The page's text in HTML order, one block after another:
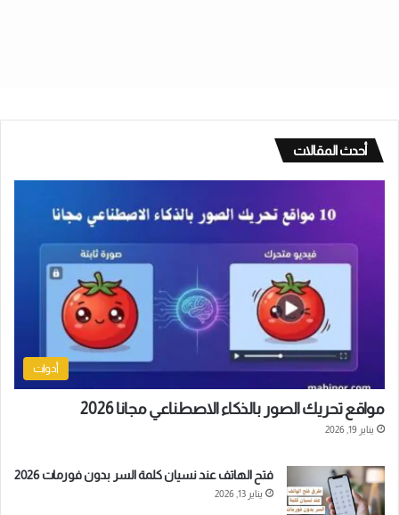
أحدث المقالات
أدوات
مواقع تحريك الصور بالذكاء الاصطناعي مجانا 2026
يناير 19, 2026
فتح الهاتف عند نسيان كلمة السر بدون فورمات 2026
يناير 13, 2026